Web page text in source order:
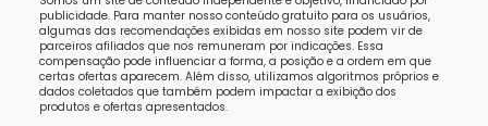
publicidade. Para manter nosso conteúdo gratuito para os usuários,
algumas das recomendações exibidas em nosso site podem vir de
parceiros afiliados que nos remuneram por indicações. Essa
compensação pode influenciar a forma, a posição e a ordem em que
certas ofertas aparecem. Além disso, utilizamos algoritmos próprios e
dados coletados que também podem impactar a exibição dos
produtos e ofertas apresentados.